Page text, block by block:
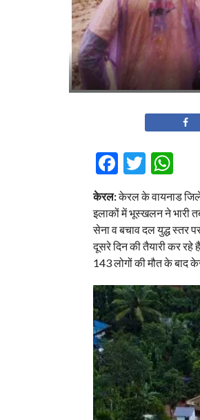
Facebook
केरल:केरल के वायनाड जिले
इलाकों में भूस्खलन ने भारी
सेना व बचाव दल युद्ध स्तर
दूसरे दिन की तैयारी कर
143 लोगों की मौत के बाद